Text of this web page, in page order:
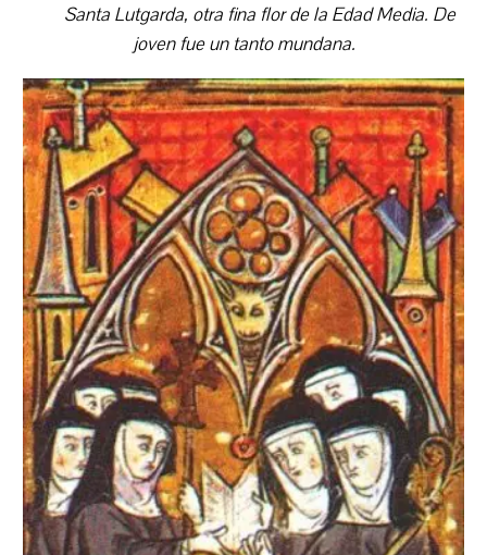
Santa Lutgarda, otra fina flor de la Edad Media. De
joven fue un tanto mundana.